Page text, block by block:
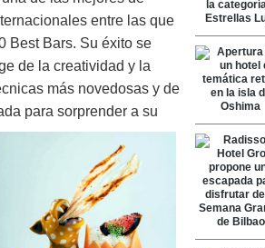
entre las que
Best Bars. Su éxito se
de la creatividad y la
más novedosas y de
para sorprender a su